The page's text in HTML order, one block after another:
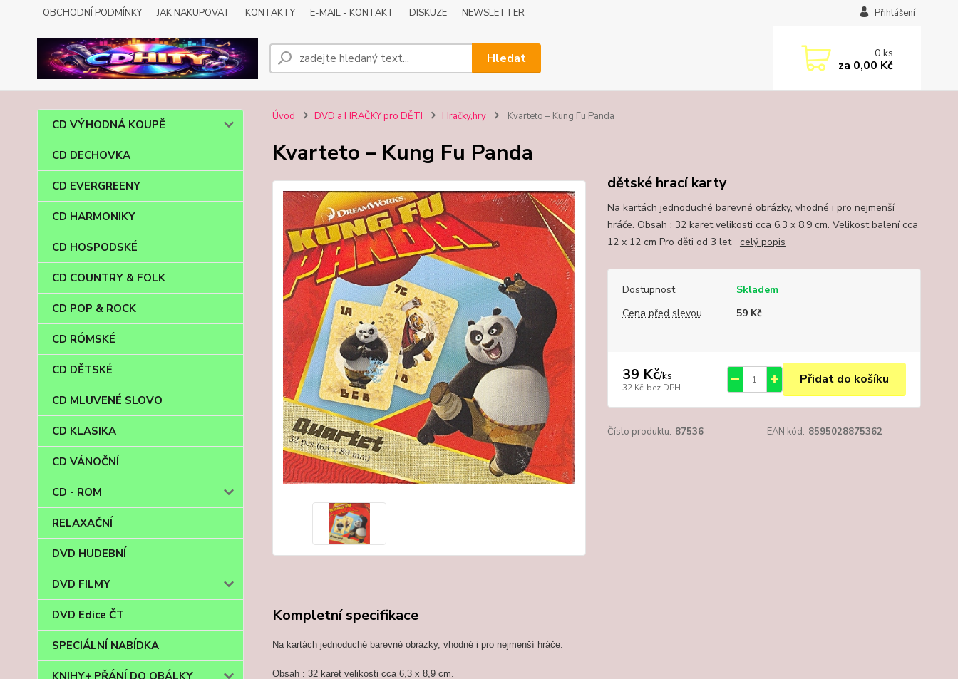
OBCHODNÍ PODMÍNKY JAK NAKUPOVAT KONTAKTY E-MAIL - KONTAKT DISKUZE NEWSLETTER Přihlášení
Hledat 0ks
za 0,00 Kč
CD VÝHODNÁ KOUPĚ
CD DECHOVKA
CD EVERGREENY
CD HARMONIKY
CD HOSPODSKÉ
CD COUNTRY & FOLK
CD POP & ROCK
CD RÓMSKÉ
CD DĚTSKÉ
CD MLUVENÉ SLOVO
CD KLASIKA
CD VÁNOČNÍ
CD - ROM
RELAXAČNÍ
DVD HUDEBNÍ
DVD FILMY
DVD Edice ČT
SPECIÁLNÍ NABÍDKA
KNIHY+ PŘÁNÍ DO OBÁLKY
Úvod DVD a HRAČKY pro DĚTI Hračky,hry Kvarteto – Kung Fu Panda
Kvarteto – Kung Fu Panda
dětské hrací karty
Na kartách jednoduché barevné obrázky, vhodné i pro nejmenší
hráče. Obsah : 32 karet velikosti cca 6,3 x 8,9 cm. Velikost balení cca
12 x 12 cm Pro děti od 3 let celý popis
Dostupnost
Skladem
Cena před slevou
59 Kč
39 Kč/ks
32 Kč bez DPH
Přidat do košíku
Číslo produktu: 87536 EAN kód: 8595028875362
Kompletní specifikace
Na kartách jednoduché barevné obrázky, vhodné i pro nejmenší hráče.
Obsah : 32 karet velikosti cca 6,3 x 8,9 cm.